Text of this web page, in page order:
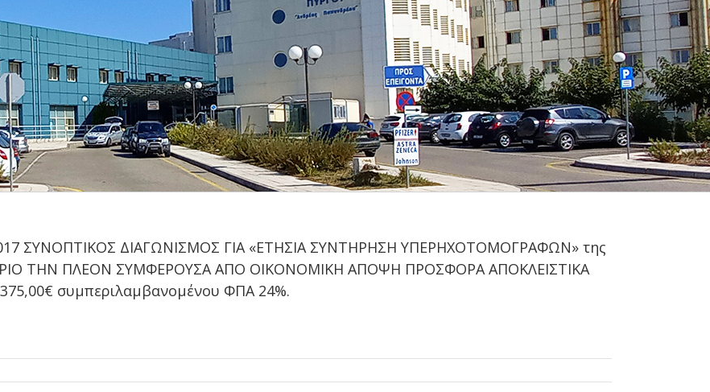
ΣΥΝΟΠΤΙΚΟΣ ΔΙΑΓΩΝΙΣΜΟΣ ΓΙΑ «ΕΤΗΣΙΑ ΣΥΝΤΗΡΗΣΗ ΥΠΕΡΗΧΟΤΟΜΟΓΡΑΦΩΝ» της
ΤΗΝ ΠΛΕΟΝ ΣΥΜΦΕΡΟΥΣΑ ΑΠΟ ΟΙΚΟΝΟΜΙΚΗ ΑΠΟΨΗ ΠΡΟΣΦΟΡΑ ΑΠΟΚΛΕΙΣΤΙΚΑ
συμπεριλαμβανομένου ΦΠΑ 24%.